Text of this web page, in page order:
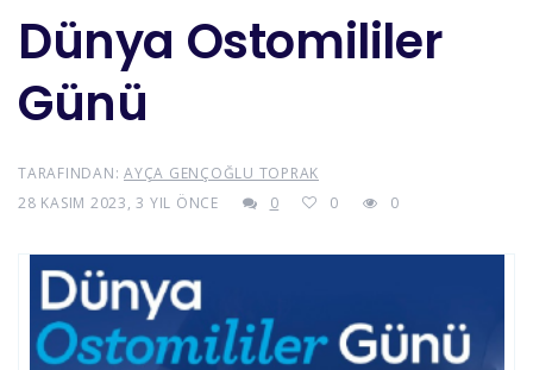
Dünya Ostomililer
Günü
TARAFINDAN: AYÇA GENÇOĞLU TOPRAK
28 KASIM 2023, 3 YIL ÖNCE
0 0 0